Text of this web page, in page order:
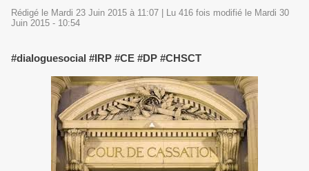
Rédigé le Mardi 23 Juin 2015 à 11:07 | Lu 416 fois modifié le Mardi 30
Juin 2015 - 10:54
#dialoguesocial #IRP #CE #DP #CHSCT